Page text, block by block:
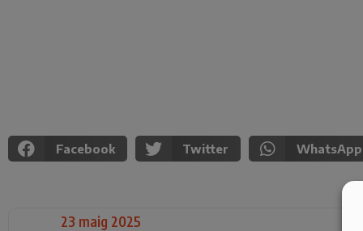
Facebook Twitter WhatsApp
23 maig 2025